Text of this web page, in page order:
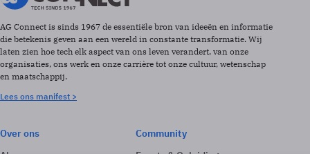
AG Connect is sinds 1967 de essentiële bron van ideeën en informatie
die betekenis geven aan een wereld in constante transformatie. Wij
laten zien hoe tech elk aspect van ons leven verandert, van onze
organisaties, ons werk en onze carrière tot onze cultuur, wetenschap
en maatschappij.
Lees ons manifest >
Over ons
Community